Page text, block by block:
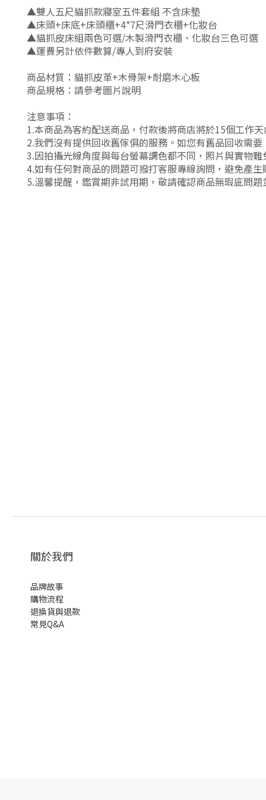
▲雙人五尺貓抓款寢室五件套組 不含床墊
▲床頭+床底+床頭櫃+4*7尺滑門衣櫃+化妝台
▲貓抓皮床組兩色可選/木製滑門衣櫃、化妝台三色可選
▲運費另計依件數算/專人到府安裝
商品材質：貓抓皮革+木骨架+耐磨木心板
商品規格：請參考圖片說明
注意事項：
1.本商品為客約配送商品，付款後將商店將於15個工作
2.我們沒有提供回收舊傢俱的服務。如您有舊品回收需
3.因拍攝光線角度與每台螢幕調色都不同，照片與實物
4.如有任何對商品的問題可撥打客服專線詢問，避免產
5.溫馨提醒，鑑賞期非試用期，敬請確認商品無瑕庛問
關於我們
品牌故事
購物流程
退換貨與退款
常見Q&A